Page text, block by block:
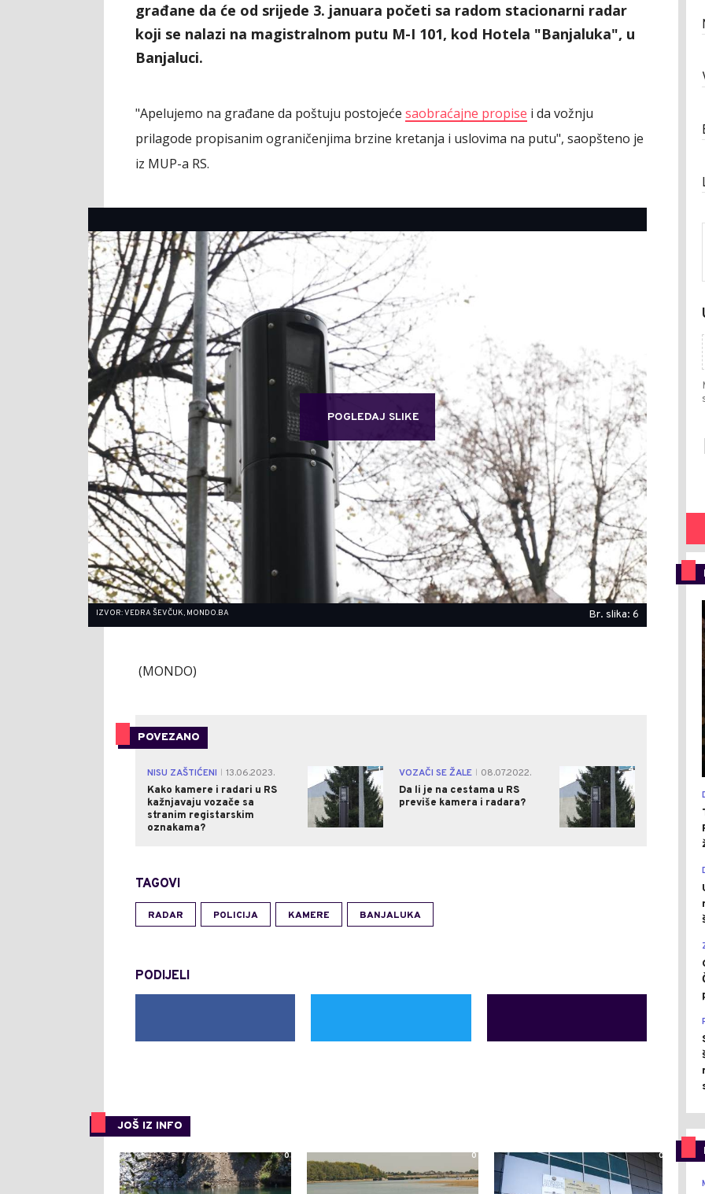
građane da će od srijede 3. januara početi sa radom stacionarni radar
koji se nalazi na magistralnom putu M-I 101, kod Hotela "Banjaluka", u
Banjaluci.
"Apelujemo na građane da poštuju postojeće saobraćajne propise i da vožnju
prilagode propisanim ograničenjima brzine kretanja i uslovima na putu", saopšteno je
iz MUP-a RS.
POGLEDAJ SLIKE
IZVOR: VEDRA ŠEVČUK, MONDO.BA Br. slika: 6
(MONDO)
POVEZANO
NISU ZAŠTIĆENI
13.06.2023.
Kako kamere i radari u RS
kažnjavaju vozače sa
stranim registarskim
oznakama?
1 VOZAČI SE ŽALE
08.07.2022.
Da li je na cestama u RS
previše kamera i radara?
4
TAGOVI
RADAR POLICIJA KAMERE BANJALUKA
PODIJELI
JOŠ IZ INFO
0 0 0